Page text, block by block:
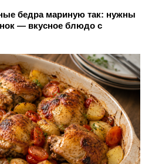
бедра мариную так: нужны
— вкусное блюдо с